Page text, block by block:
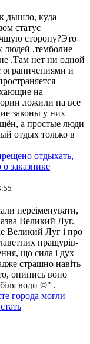
дышло, куда
статус
сторону?Это
людей ,темболие
.Там нет ни одной
ограничениями и
на
ложили на все
законы у них
а простые люди
отдых только в
отдыхать,
заказнике
переіменувати,
Великий Луг.
Великий Луг і про
пращурів-
що сила і дух
страшно навіть
опинись воно
води ©" .
города могли